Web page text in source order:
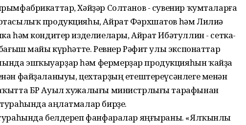
Хәйҙәр Солтанов - сувенир ҡумталарға
продукцияһы, Айрат Фәрхшатов һәм Лилиә
һәм кондитер изделиелары, Айрат Ибәтуллин - сетка-
майы күрһәтте. Ревнер Рәфит улы экспонаттар
эшҡыуарҙар һәм фермерҙар продукцияһын ҡайҙа
файҙаланыуы, цехтарҙың етештереүсәнлеге менән
БР Ауыл хужалығы министрлығы тарафынан
аңлатмалар бирҙе.
белдереп фанфаралар яңғыраны. «Ялҡынлы